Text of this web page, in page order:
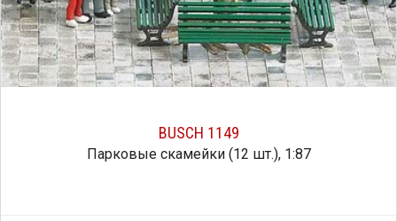
BUSCH 1149
Парковые скамейки (12 шт.), 1:87